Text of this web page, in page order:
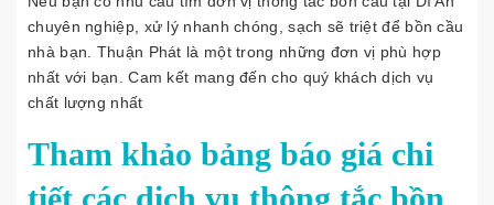
chuyên nghiệp, xử lý nhanh chóng, sạch sẽ triệt để bồn cầu
nhà bạn. Thuận Phát là một trong những đơn vị phù hợp
nhất với bạn. Cam kết mang đến cho quý khách dịch vụ
chất lượng nhất
Tham khảo bảng báo giá chi